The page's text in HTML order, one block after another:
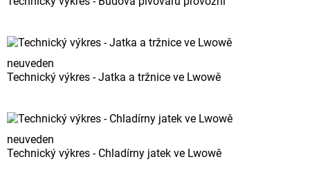
neuveden
Technický výkres - Jatka a tržnice ve Lwowě
neuveden
Technický výkres - Chladírny jatek ve Lwowě